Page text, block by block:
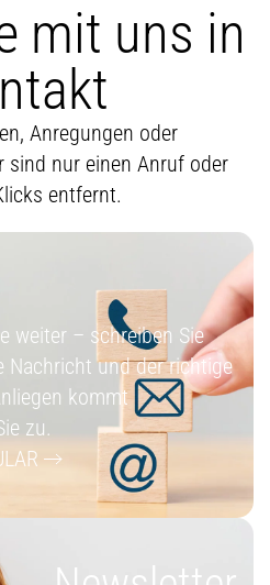
mit uns in
Anregungen oder
sind nur einen Anruf oder
entfernt.
weiter – schreiben Sie
Nachricht und der richtige
kommt
zu.